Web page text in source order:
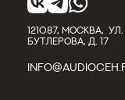
REL Classic 98
каталоге
разработанная
121087, МОСКВА, УЛ.
БУТЛЕРОВА, Д. 17